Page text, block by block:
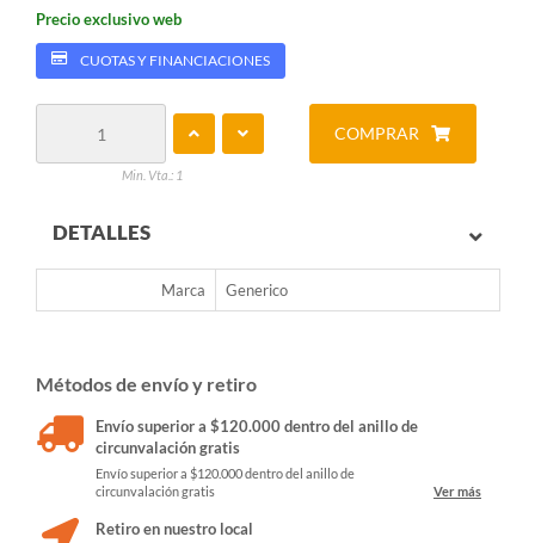
Precio exclusivo web
CUOTAS Y FINANCIACIONES
Min. Vta.: 1
COMPRAR
DETALLES
Marca Generico
Métodos de envío y retiro
Envío superior a $120.000 dentro del anillo de
circunvalación gratis
Envío superior a $120.000 dentro del anillo de
circunvalación gratis
Ver más
Retiro en nuestro local